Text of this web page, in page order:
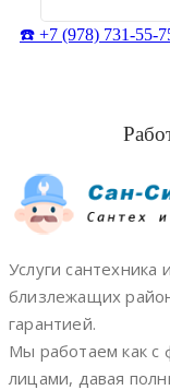
☎️ +7 (978) 731-55-
Услуги сантехника
близлежащих
гарантией.
Мы работаем как с
лицами, давая